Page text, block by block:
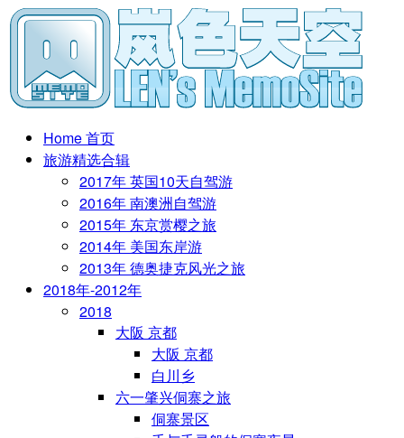
Home 首页
旅游精选合辑
2017年 英国10天自驾游
2016年 南澳洲自驾游
2015年 东京赏樱之旅
2014年 美国东岸游
2013年 德奥捷克风光之旅
2018年-2012年
2018
大阪 京都
大阪 京都
白川乡
六一肇兴侗寨之旅
侗寨景区